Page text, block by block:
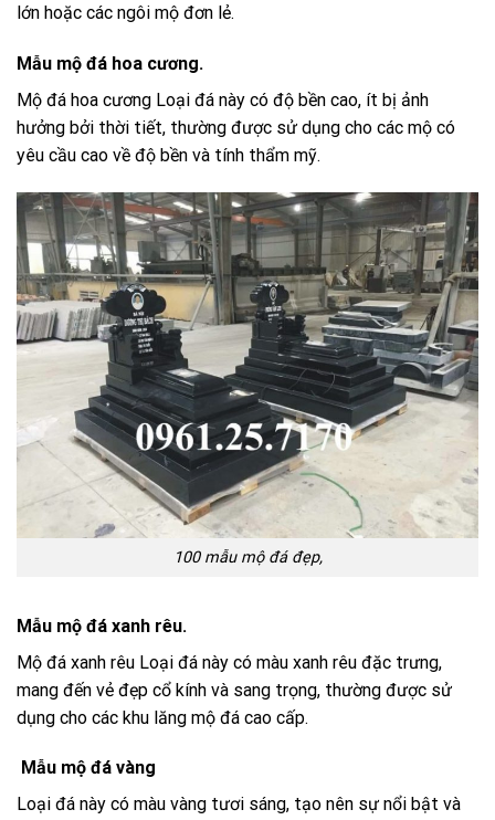
lớn hoặc các ngôi mộ đơn lẻ.
Mẫu mộ đá hoa cương.
Mộ đá hoa cương Loại đá này có độ bền cao, ít bị ảnh
hưởng bởi thời tiết, thường được sử dụng cho các mộ có
yêu cầu cao về độ bền và tính thẩm mỹ.
100 mẫu mộ đá đẹp,
Mẫu mộ đá xanh rêu.
Mộ đá xanh rêu Loại đá này có màu xanh rêu đặc trưng,
mang đến vẻ đẹp cổ kính và sang trọng, thường được sử
dụng cho các khu lăng mộ đá cao cấp.
Mẫu mộ đá vàng
Loại đá này có màu vàng tươi sáng, tạo nên sự nổi bật và